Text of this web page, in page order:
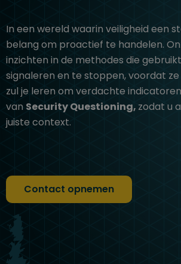
In een wereld waarin veiligheid een
belang om proactief te handelen.
inzichten in de methodes die
signaleren en te stoppen, voordat
zul je leren om verdachte
van Security Questioning, zodat u
juiste context.
Contact opnemen